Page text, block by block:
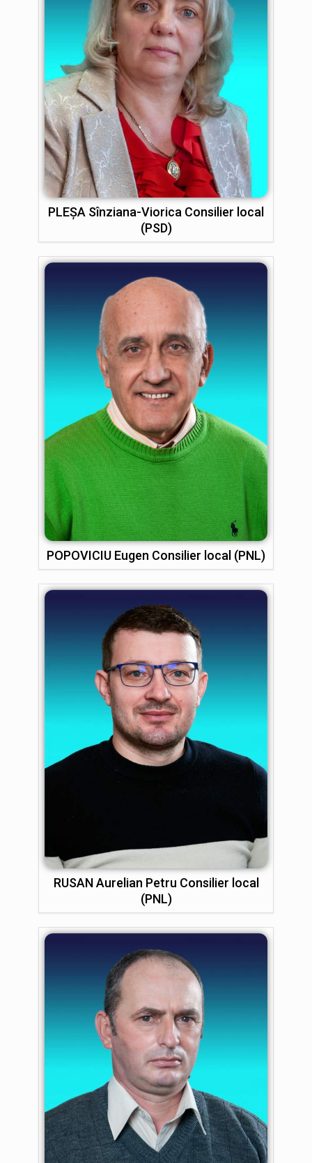
PLEȘA Sînziana-Viorica Consilier local
(PSD)
POPOVICIU Eugen Consilier local (PNL)
RUSAN Aurelian Petru Consilier local
(PNL)